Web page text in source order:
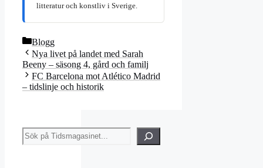
litteratur och konstliv i Sverige.
Kategorier
Blogg
Nya livet på landet med Sarah
Beeny – säsong 4, gård och familj
FC Barcelona mot Atlético Madrid
– tidslinje och historik
Sök